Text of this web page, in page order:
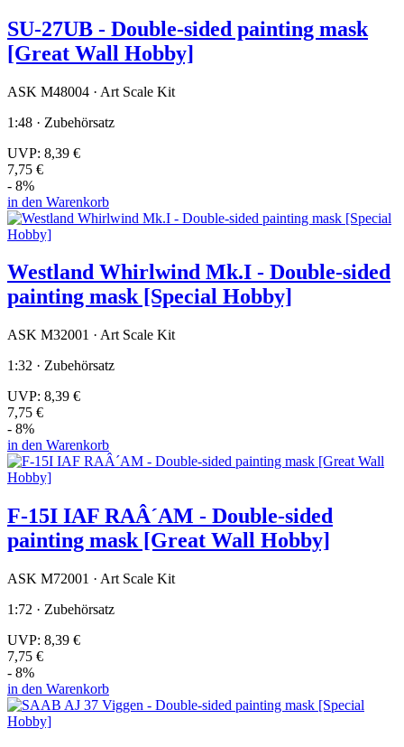
SU-27UB - Double-sided painting mask
[Great Wall Hobby]
ASK M48004 · Art Scale Kit
1:48 · Zubehörsatz
UVP: 8,39 €
7,75 €
- 8%
in den Warenkorb
Westland Whirlwind Mk.I - Double-sided
painting mask [Special Hobby]
ASK M32001 · Art Scale Kit
1:32 · Zubehörsatz
UVP: 8,39 €
7,75 €
- 8%
in den Warenkorb
F-15I IAF RAÂ´AM - Double-sided
painting mask [Great Wall Hobby]
ASK M72001 · Art Scale Kit
1:72 · Zubehörsatz
UVP: 8,39 €
7,75 €
- 8%
in den Warenkorb